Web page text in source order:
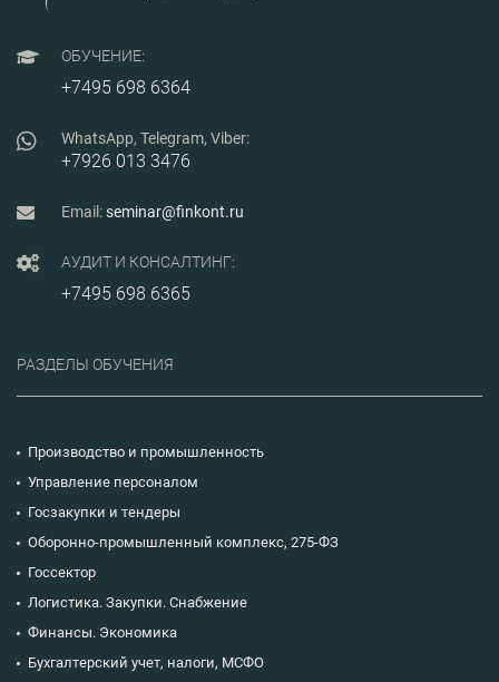
ОБУЧЕНИЕ:
+7495 698 6364
WhatsApp, Telegram, Viber:
+7926 013 3476
Email:seminar@finkont.ru
АУДИТ И КОНСАЛТИНГ:
+7495 698 6365
РАЗДЕЛЫ ОБУЧЕНИЯ
Производство и промышленность
Управление персоналом
Госзакупки и тендеры
Оборонно-промышленный комплекс, 275-ФЗ
Госсектор
Логистика. Закупки. Снабжение
Финансы. Экономика
Бухгалтерский учет, налоги, МСФО